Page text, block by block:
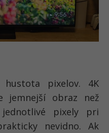
pixelov. 4K
jemnejší obraz než
pixely pri
nevidno. Ak